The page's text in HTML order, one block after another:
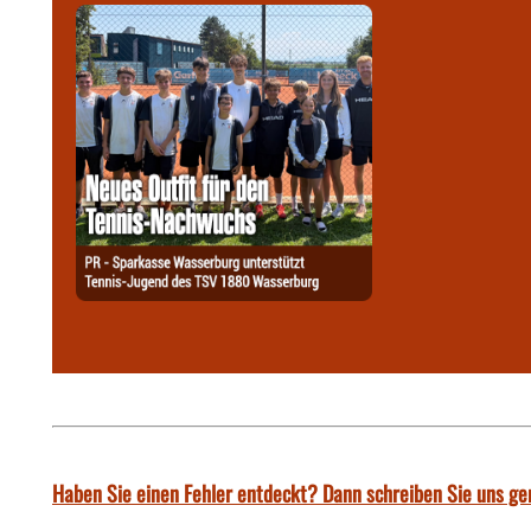
Haben Sie einen Fehler entdeckt? Dann schreiben Sie uns